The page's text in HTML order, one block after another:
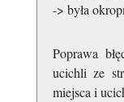
-> była
Poprawa
ucichli ze
miejsca i